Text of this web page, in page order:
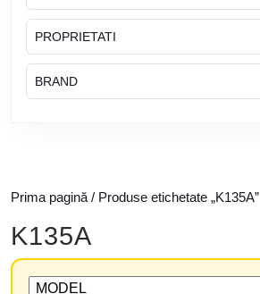
Prima pagină / Produse etichetate „K135A”
K135A